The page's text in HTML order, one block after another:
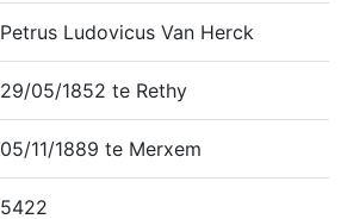
Petrus Ludovicus Van Herck
29/05/1852 te Rethy
05/11/1889 te Merxem
5422